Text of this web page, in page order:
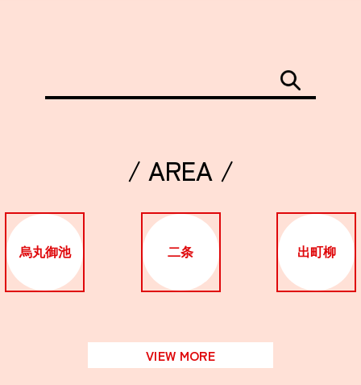
/ AREA /
烏丸御池 二条 出町柳
VIEW MORE